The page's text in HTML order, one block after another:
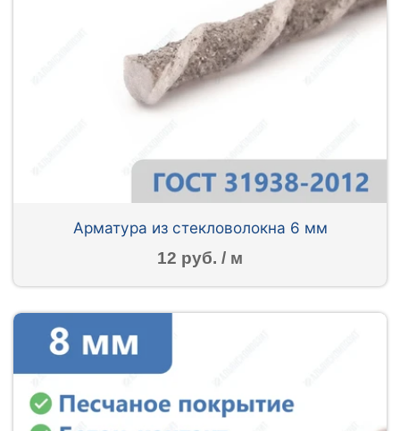
Арматура из стекловолокна 6 мм
12 руб. / м